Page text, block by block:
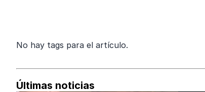
No hay tags para el artículo.
Últimas noticias